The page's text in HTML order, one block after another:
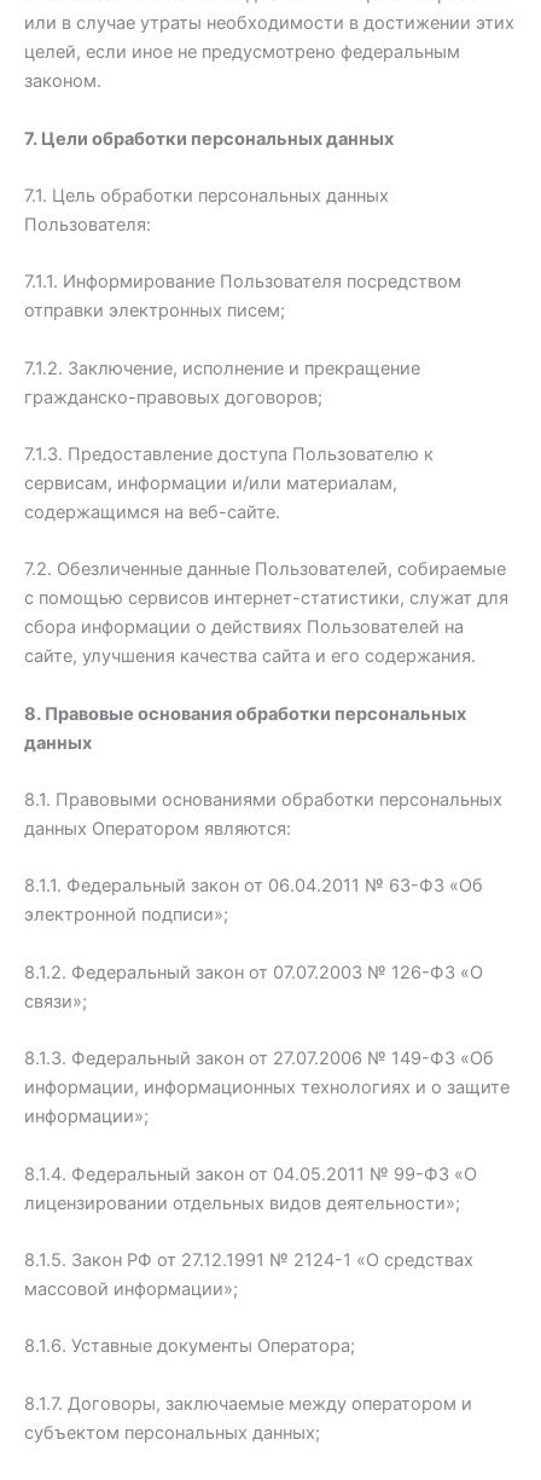
или в случае утраты необходимости в достижении этих
целей, если иное не предусмотрено федеральным
законом.
7. Цели обработки персональных данных
7.1. Цель обработки персональных данных
Пользователя:
7.1.1. Информирование Пользователя посредством
отправки электронных писем;
7.1.2. Заключение, исполнение и прекращение
гражданско-правовых договоров;
7.1.3. Предоставление доступа Пользователю к
сервисам, информации и/или материалам,
содержащимся на веб-сайте.
7.2. Обезличенные данные Пользователей, собираемые
с помощью сервисов интернет-статистики, служат для
сбора информации о действиях Пользователей на
сайте, улучшения качества сайта и его содержания.
8. Правовые основания обработки персональных
данных
8.1. Правовыми основаниями обработки персональных
данных Оператором являются:
8.1.1. Федеральный закон от 06.04.2011 № 63-ФЗ «Об
электронной подписи»;
8.1.2. Федеральный закон от 07.07.2003 № 126-ФЗ «О
связи»;
8.1.3. Федеральный закон от 27.07.2006 № 149-ФЗ «Об
информации, информационных технологиях и о защите
информации»;
8.1.4. Федеральный закон от 04.05.2011 № 99-ФЗ «О
лицензировании отдельных видов деятельности»;
8.1.5. Закон РФ от 27.12.1991 № 2124-1 «О средствах
массовой информации»;
8.1.6. Уставные документы Оператора;
8.1.7. Договоры, заключаемые между оператором и
субъектом персональных данных;